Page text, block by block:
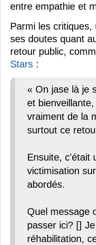
entre empathie et
Parmi les
ses doutes quant
retour public,
Stars :
« On jase là je
et
vraiment de la
surtout ce
Ensuite, c'était
victimisation
abordés.
Quel message
passer ici? []
réhabilitation,